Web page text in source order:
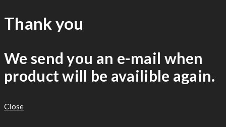
Thank you
We send you an e-mail when
product will be availible again.
Close